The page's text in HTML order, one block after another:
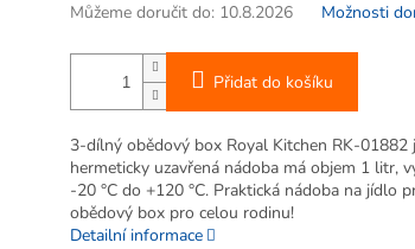
Můžeme doručit do: 10.8.2026 Možnosti
Přidat do košíku
3-dílný obědový box Royal Kitchen RK-
hermeticky uzavřená nádoba má objem 1 litr,
-20 °C do +120 °C. Praktická nádoba na jídlo
obědový box pro celou rodinu!
Detailní informace